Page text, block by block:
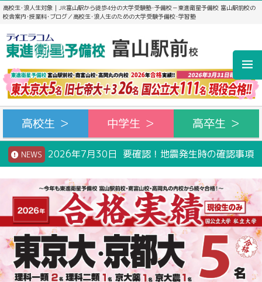
高校生･浪人生対象｜JR富山駅から徒歩4分の大学受験塾･予備校－東進衛星予備校 富山駅前校の
校舎案内･授業料･ブログ／高校生･浪人生のための大学受験予備校･学習塾
高校生 ＞ 中学生 ＞ 高卒生 ＞
NEWS 2026年7月30日 要確認！地震発生時の確認事項